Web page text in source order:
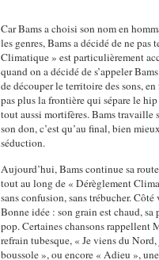
Car Bams a choisi son nom en
les genres, Bams a décidé de ne
Climatique » est particulièrement
quand on a décidé de s’appeler
de découper le territoire des sons,
pas plus la frontière qui sépare le
tout aussi mortifères. Bams travaille
son don, c’est qu’au final, bien
séduction.
Aujourd’hui, Bams continue sa
tout au long de « Dérèglement
sans confusion, sans trébucher.
Bonne idée : son grain est chaud, sa
pop. Certaines chansons rappellent
refrain tubesque, « Je viens du
boussole », ou encore « Adieu »,